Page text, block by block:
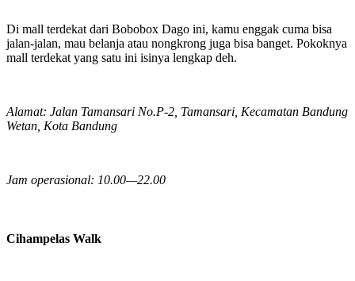
Di mall terdekat dari Bobobox Dago ini, kamu enggak cuma bisa
jalan-jalan, mau belanja atau nongkrong juga bisa banget. Pokoknya
mall terdekat yang satu ini isinya lengkap deh.
Alamat: Jalan Tamansari No.P-2, Tamansari, Kecamatan Bandung
Wetan, Kota Bandung
Jam operasional: 10.00—22.00
Cihampelas Walk